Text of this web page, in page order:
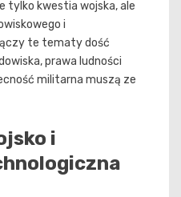
tylko kwestia wojska, ale
i
te tematy dość
prawa ludności
militarna muszą ze
i